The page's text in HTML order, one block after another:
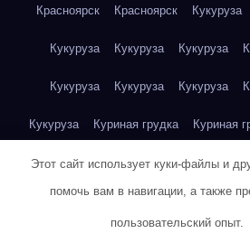
Красноярск Красноярск Кукуруза
Кукуруза Кукуруза Кукуруза
Кукуруза Кукуруза Кукуруза
Кукуруза Куриная грудка Куриная
Куриная грудка Куриная грудка
Куриная грудка
Этот сайт использует куки-файлы и
помочь вам в навигации, а также
пользовательский опыт.